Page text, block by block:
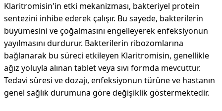
Klaritromisin'in etki mekanizması, bakteriyel protein
sentezini inhibe ederek çalışır. Bu sayede, bakterilerin
büyümesini ve çoğalmasını engelleyerek enfeksiyonun
yayılmasını durdurur. Bakterilerin ribozomlarına
bağlanarak bu süreci etkileyen Klaritromisin, genellikle
ağız yoluyla alınan tablet veya sıvı formda mevcuttur.
Tedavi süresi ve dozajı, enfeksiyonun türüne ve hastanın
genel sağlık durumuna göre değişiklik göstermektedir.